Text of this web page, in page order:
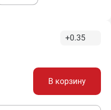
+0.35
В корзину